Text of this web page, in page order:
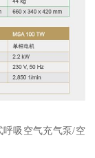
呼吸空气充气泵/空